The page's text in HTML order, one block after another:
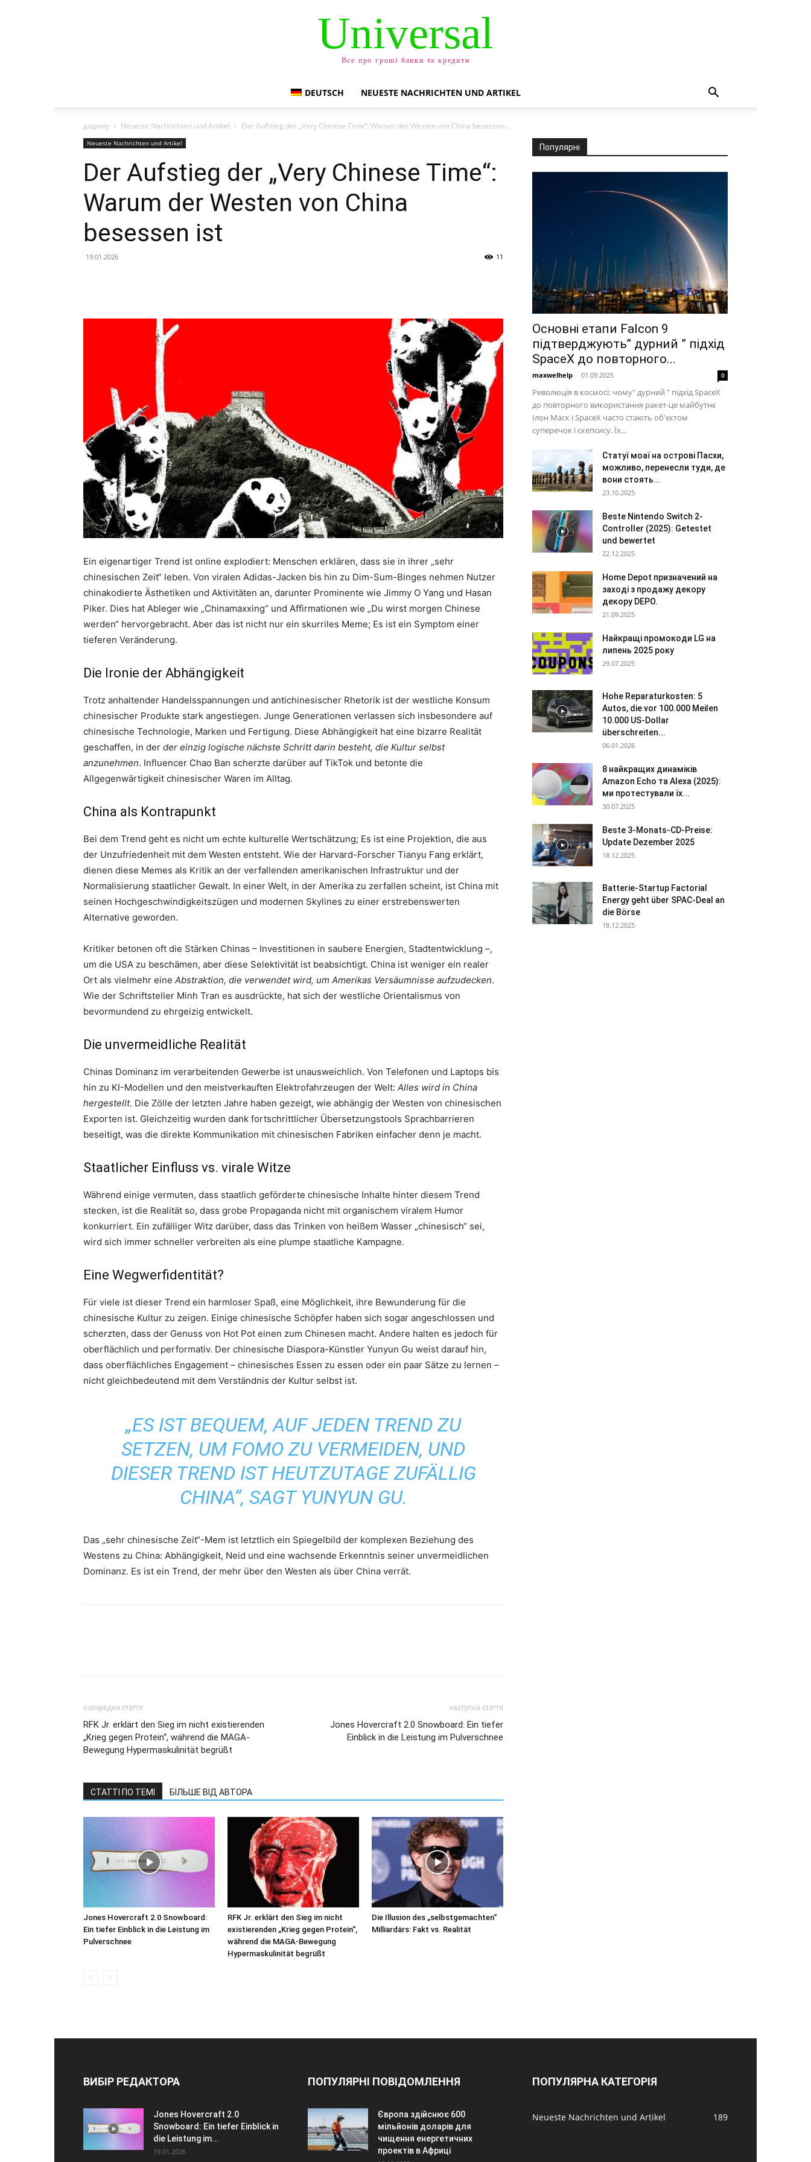
Universal
Все про гроші банки та кредити
DEUTSCH NEUESTE NACHRICHTEN UND ARTIKEL
додому Neueste Nachrichten und Artikel Der Aufstieg der „Very Chinese Time“: Warum der Westen von China besessen...
Neueste Nachrichten und Artikel
Der Aufstieg der „Very Chinese Time“:
Warum der Westen von China
besessen ist
19.01.2026 11
Ein eigenartiger Trend ist online explodiert: Menschen erklären, dass sie in ihrer „sehr
chinesischen Zeit“ leben. Von viralen Adidas-Jacken bis hin zu Dim-Sum-Binges nehmen Nutzer
chinakodierte Ästhetiken und Aktivitäten an, darunter Prominente wie Jimmy O Yang und Hasan
Piker. Dies hat Ableger wie „Chinamaxxing“ und Affirmationen wie „Du wirst morgen Chinese
werden“ hervorgebracht. Aber das ist nicht nur ein skurriles Meme; Es ist ein Symptom einer
tieferen Veränderung.
Die Ironie der Abhängigkeit
Trotz anhaltender Handelsspannungen und antichinesischer Rhetorik ist der westliche Konsum
chinesischer Produkte stark angestiegen. Junge Generationen verlassen sich insbesondere auf
chinesische Technologie, Marken und Fertigung. Diese Abhängigkeit hat eine bizarre Realität
geschaffen, in der der einzig logische nächste Schritt darin besteht, die Kultur selbst
anzunehmen. Influencer Chao Ban scherzte darüber auf TikTok und betonte die
Allgegenwärtigkeit chinesischer Waren im Alltag.
China als Kontrapunkt
Bei dem Trend geht es nicht um echte kulturelle Wertschätzung; Es ist eine Projektion, die aus
der Unzufriedenheit mit dem Westen entsteht. Wie der Harvard-Forscher Tianyu Fang erklärt,
dienen diese Memes als Kritik an der verfallenden amerikanischen Infrastruktur und der
Normalisierung staatlicher Gewalt. In einer Welt, in der Amerika zu zerfallen scheint, ist China mit
seinen Hochgeschwindigkeitszügen und modernen Skylines zu einer erstrebenswerten
Alternative geworden.
Kritiker betonen oft die Stärken Chinas – Investitionen in saubere Energien, Stadtentwicklung –,
um die USA zu beschämen, aber diese Selektivität ist beabsichtigt. China ist weniger ein realer
Ort als vielmehr eine Abstraktion, die verwendet wird, um Amerikas Versäumnisse aufzudecken.
Wie der Schriftsteller Minh Tran es ausdrückte, hat sich der westliche Orientalismus von
bevormundend zu ehrgeizig entwickelt.
Die unvermeidliche Realität
Chinas Dominanz im verarbeitenden Gewerbe ist unausweichlich. Von Telefonen und Laptops bis
hin zu KI-Modellen und den meistverkauften Elektrofahrzeugen der Welt: Alles wird in China
hergestellt. Die Zölle der letzten Jahre haben gezeigt, wie abhängig der Westen von chinesischen
Exporten ist. Gleichzeitig wurden dank fortschrittlicher Übersetzungstools Sprachbarrieren
beseitigt, was die direkte Kommunikation mit chinesischen Fabriken einfacher denn je macht.
Staatlicher Einfluss vs. virale Witze
Während einige vermuten, dass staatlich geförderte chinesische Inhalte hinter diesem Trend
stecken, ist die Realität so, dass grobe Propaganda nicht mit organischem viralem Humor
konkurriert. Ein zufälliger Witz darüber, dass das Trinken von heißem Wasser „chinesisch“ sei,
wird sich immer schneller verbreiten als eine plumpe staatliche Kampagne.
Eine Wegwerfidentität?
Für viele ist dieser Trend ein harmloser Spaß, eine Möglichkeit, ihre Bewunderung für die
chinesische Kultur zu zeigen. Einige chinesische Schöpfer haben sich sogar angeschlossen und
scherzten, dass der Genuss von Hot Pot einen zum Chinesen macht. Andere halten es jedoch für
oberflächlich und performativ. Der chinesische Diaspora-Künstler Yunyun Gu weist darauf hin,
dass oberflächliches Engagement – ​​chinesisches Essen zu essen oder ein paar Sätze zu lernen –
nicht gleichbedeutend mit dem Verständnis der Kultur selbst ist.
„ES IST BEQUEM, AUF JEDEN TREND ZU
SETZEN, UM FOMO ZU VERMEIDEN, UND
DIESER TREND IST HEUTZUTAGE ZUFÄLLIG
CHINA“, SAGT YUNYUN GU.
Das „sehr chinesische Zeit“-Mem ist letztlich ein Spiegelbild der komplexen Beziehung des
Westens zu China: Abhängigkeit, Neid und eine wachsende Erkenntnis seiner unvermeidlichen
Dominanz. Es ist ein Trend, der mehr über den Westen als über China verrät.
попередня стаття
RFK Jr. erklärt den Sieg im nicht existierenden
„Krieg gegen Protein“, während die MAGA-
Bewegung Hypermaskulinität begrüßt
наступна стаття
Jones Hovercraft 2.0 Snowboard: Ein tiefer
Einblick in die Leistung im Pulverschnee
СТАТТІ ПО ТЕМІ БІЛЬШЕ ВІД АВТОРА
Jones Hovercraft 2.0 Snowboard:
Ein tiefer Einblick in die Leistung im
Pulverschnee
RFK Jr. erklärt den Sieg im nicht
existierenden „Krieg gegen Protein“,
während die MAGA-Bewegung
Hypermaskulinität begrüßt
Die Illusion des „selbstgemachten“
Milliardärs: Fakt vs. Realität
Популярні
Основні етапи Falcon 9
підтверджують” дурний ” підхід
SpaceX до повторного...
maxwelhelp - 01.09.2025 0
Революція в космосі: чому" дурний " підхід SpaceX
до повторного використання ракет-це майбутнє
Ілон Маск і SpaceX часто стають об'єктом
суперечок і скепсису. Їх...
Статуї моаї на острові Пасхи,
можливо, перенесли туди, де
вони стоять...
23.10.2025
Beste Nintendo Switch 2-
Controller (2025): Getestet
und bewertet
22.12.2025
Home Depot призначений на
заході з продажу декору
декору DEPO.
21.09.2025
Найкращі промокоди LG на
липень 2025 року
29.07.2025
Hohe Reparaturkosten: 5
Autos, die vor 100.000 Meilen
10.000 US-Dollar
überschreiten...
06.01.2026
8 найкращих динаміків
Amazon Echo та Alexa (2025):
ми протестували їх...
30.07.2025
Beste 3-Monats-CD-Preise:
Update Dezember 2025
18.12.2025
Batterie-Startup Factorial
Energy geht über SPAC-Deal an
die Börse
18.12.2025
ВИБІР РЕДАКТОРА
Jones Hovercraft 2.0
Snowboard: Ein tiefer Einblick in
die Leistung im...
19.01.2026
ПОПУЛЯРНІ ПОВІДОМЛЕННЯ
Європа здійснює 600
мільйонів доларів для
чищення енергетичних
проектів в Африці
ПОПУЛЯРНА КАТЕГОРІЯ
Neueste Nachrichten und Artikel 189